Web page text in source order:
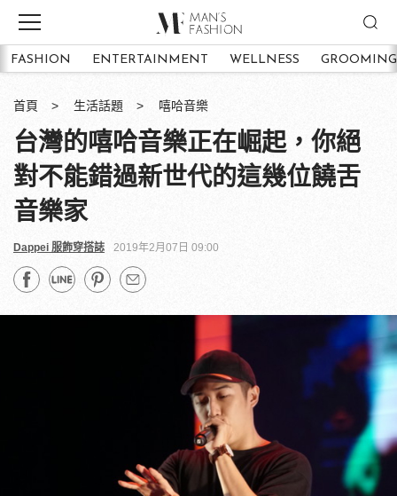
FASHION ENTERTAINMENT WELLNESS GROOMING
首頁 生活話題 嘻哈音樂
台灣的嘻哈音樂正在崛起，你絕
對不能錯過新世代的這幾位饒舌
音樂家
Dappei 服飾穿搭誌 2019年2月07日 09:00